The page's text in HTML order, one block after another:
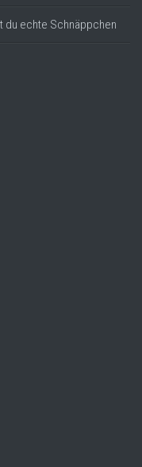
du echte Schnäppchen